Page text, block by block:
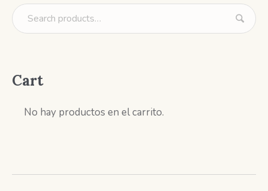
Cart
No hay productos en el carrito.